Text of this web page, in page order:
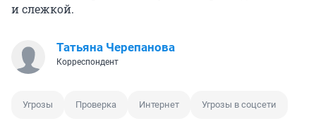
и слежкой.
Татьяна Черепанова
Корреспондент
Угрозы Проверка Интернет Угрозы в соцсети